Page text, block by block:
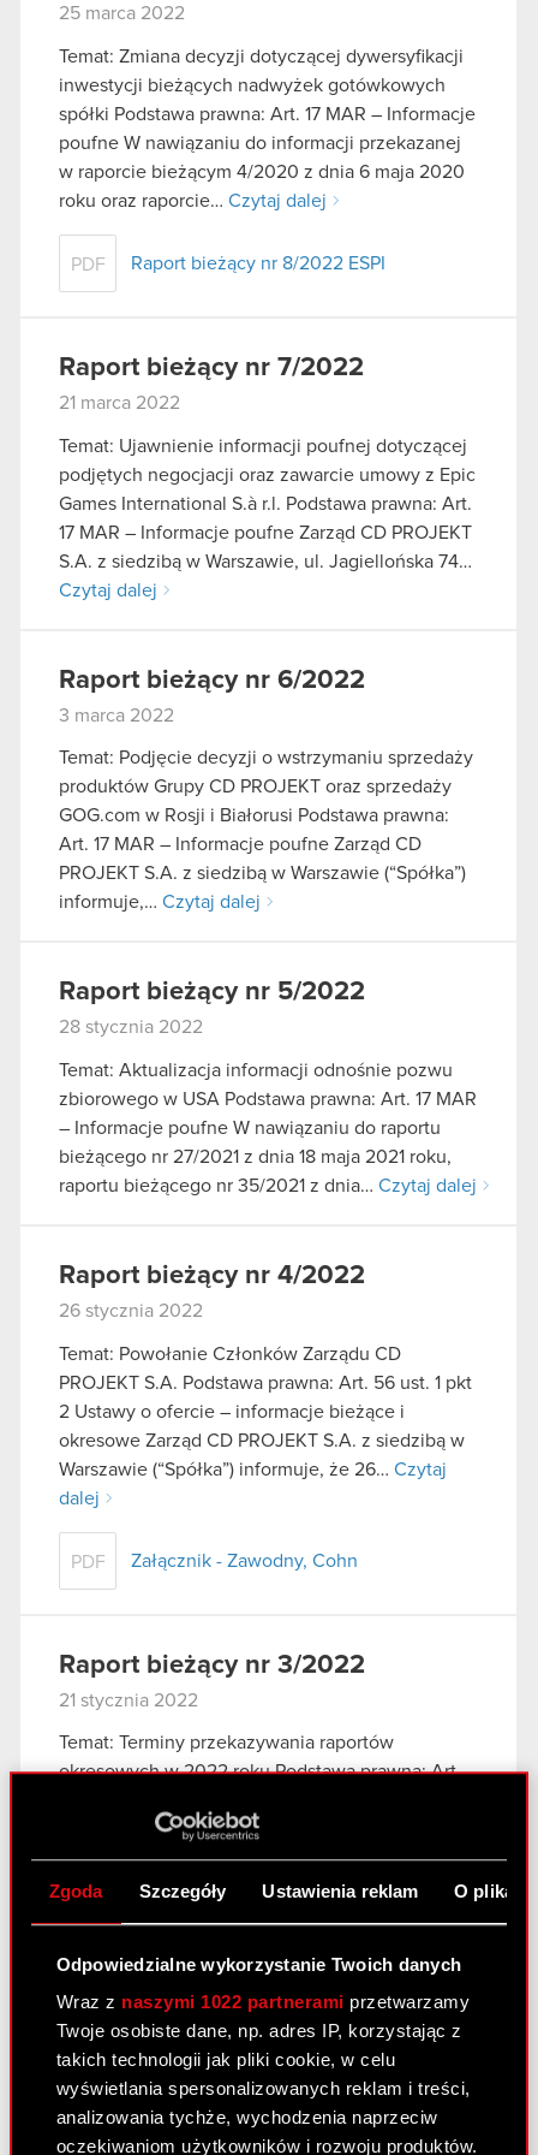
Zgoda Szczegóły Ustawienia reklam O
Odpowiedzialne wykorzystanie Twoich danych
Wraz z naszymi 1022 partnerami przetwarzamy
Twoje osobiste dane, np. adres IP, korzystając z
takich technologii jak pliki cookie, w celu
wyświetlania spersonalizowanych reklam i treści,
analizowania tychże, wychodzenia naprzeciw
oczekiwaniom użytkowników i rozwoju produktów.
25 marca 2022
Temat: Zmiana decyzji dotyczącej dywersyfikacji
inwestycji bieżących nadwyżek gotówkowych
spółki Podstawa prawna: Art. 17 MAR – Informacje
poufne W nawiązaniu do informacji przekazanej
w raporcie bieżącym 4/2020 z dnia 6 maja 2020
roku oraz raporcie… Czytaj dalej
PDF Raport bieżący nr 8/2022 ESPI
Raport bieżący nr 7/2022
21 marca 2022
Temat: Ujawnienie informacji poufnej dotyczącej
podjętych negocjacji oraz zawarcie umowy z Epic
Games International S.à r.l. Podstawa prawna: Art.
17 MAR – Informacje poufne Zarząd CD PROJEKT
S.A. z siedzibą w Warszawie, ul. Jagiellońska 74…
Czytaj dalej
Raport bieżący nr 6/2022
3 marca 2022
Temat: Podjęcie decyzji o wstrzymaniu sprzedaży
produktów Grupy CD PROJEKT oraz sprzedaży
GOG.com w Rosji i Białorusi Podstawa prawna:
Art. 17 MAR – Informacje poufne Zarząd CD
PROJEKT S.A. z siedzibą w Warszawie (“Spółka”)
informuje,… Czytaj dalej
Raport bieżący nr 5/2022
28 stycznia 2022
Temat: Aktualizacja informacji odnośnie pozwu
zbiorowego w USA Podstawa prawna: Art. 17 MAR
– Informacje poufne W nawiązaniu do raportu
bieżącego nr 27/2021 z dnia 18 maja 2021 roku,
raportu bieżącego nr 35/2021 z dnia… Czytaj dalej
Raport bieżący nr 4/2022
26 stycznia 2022
Temat: Powołanie Członków Zarządu CD
PROJEKT S.A. Podstawa prawna: Art. 56 ust. 1 pkt
2 Ustawy o ofercie – informacje bieżące i
okresowe Zarząd CD PROJEKT S.A. z siedzibą w
Warszawie (“Spółka”) informuje, że 26… Czytaj
dalej
PDF Załącznik - Zawodny, Cohn
Raport bieżący nr 3/2022
21 stycznia 2022
Temat: Terminy przekazywania raportów
okresowych w 2022 roku Podstawa prawna: Art.
bieżące i okresowe Zarząd CD PROJEKT S.A. z
siedzibą w Warszawie, przy ul. Jagiellońskiej…
Czytaj dalej
Raport bieżący nr 2/2022
11 stycznia 2022
Temat: Aktualizacja informacji dotyczącej pozwu
zbiorowego w USA Podstawa prawna: Art. 17 MAR
– Informacje poufne W nawiązaniu do raportu
bieżącego nr 45/2021 z 16 grudnia 2021 roku,